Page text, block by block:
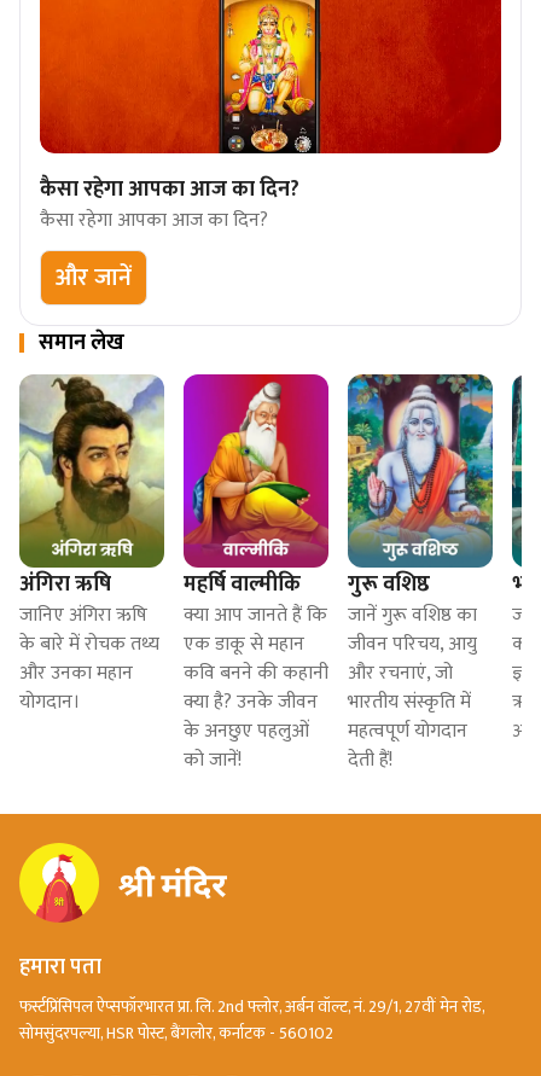
कैसा रहेगा आपका आज का दिन?
कैसा रहेगा आपका आज का दिन?
और जानें
समान लेख
अंगिरा ऋषि
जानिए अंगिरा ऋषि
के बारे में रोचक तथ्य
और उनका महान
योगदान।
महर्षि वाल्मीकि
क्या आप जानते हैं कि
एक डाकू से महान
कवि बनने की कहानी
क्या है? उनके जीवन
के अनछुए पहलुओं
को जानें!
गुरू वशिष्ठ
जानें गुरू वशिष्ठ का
जीवन परिचय, आयु
और रचनाएं, जो
भारतीय संस्कृति में
महत्वपूर्ण योगदान
देती हैं!
का
आज
हमारा पता
फर्स्टप्रिंसिपल ऐप्सफॉरभारत प्रा. लि. 2nd फ्लोर, अर्बन वॉल्ट, नं. 29/1, 27वीं मेन रोड,
सोमसुंदरपल्या, HSR पोस्ट, बैंगलोर, कर्नाटक - 560102